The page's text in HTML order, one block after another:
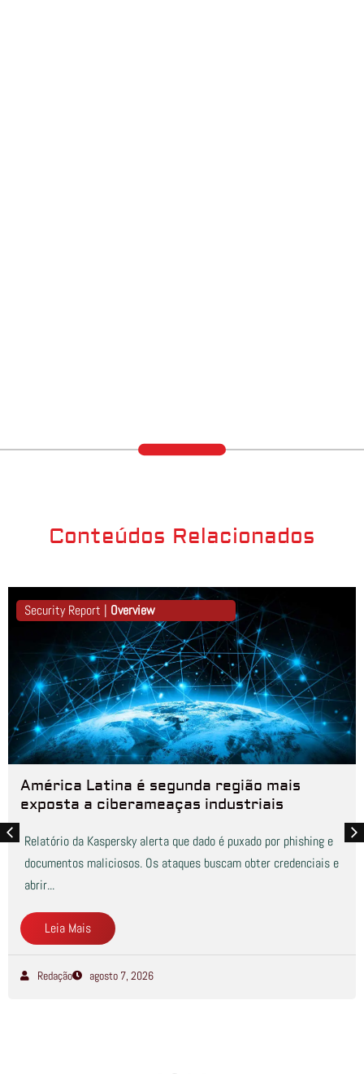
Conteúdos Relacionados
Security Report | Overview
América Latina é segunda região mais
exposta a ciberameaças industriais
Relatório da Kaspersky alerta que dado é puxado por phishing e
documentos maliciosos. Os ataques buscam obter credenciais e
abrir...
Leia Mais
Redação agosto 7, 2026